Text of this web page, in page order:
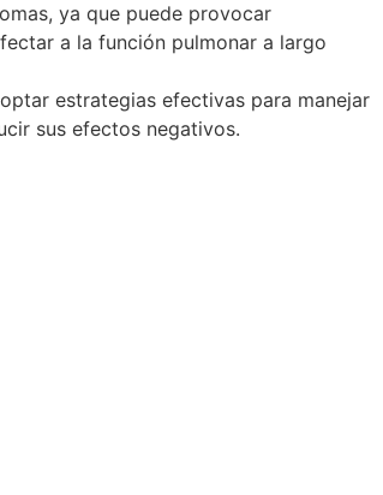
ya que puede provocar
a la función pulmonar a largo
estrategias efectivas para manejar
sus efectos negativos.